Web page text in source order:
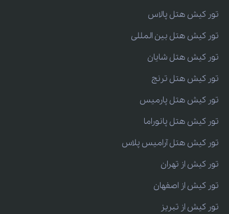
تور کیش هتل پالاس
تور کیش هتل بین المللی
تور کیش هتل شایان
تور کیش هتل ترنج
تور کیش هتل پارمیس
تور کیش هتل پانوراما
تور کیش هتل آرامیس پلاس
تور کیش از تهران
تور کیش از اصفهان
تور کیش از تبریز